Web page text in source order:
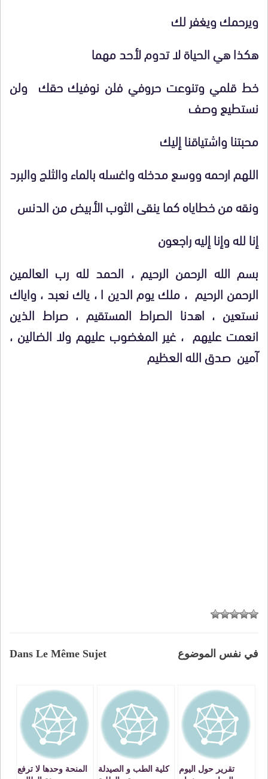
ويرحمك ويغفر لك
هكذا هي الحياة لا تدوم لأحد مهما
خط قلمي وتنوعت حروفي فلن نوفيك حقك ولن
نستطيع وصف
محبتنا واشتياقنا إليك
اللهم ارحمه ووسع مدخله واغسله بالماء والثلج والبرد
ونقه من خطاياه كما ينقى الثوب الأبيض من الدنس
إنا لله وإنا إليه راجعون
بسم الله الرحمن الرحيم ، الحمد لله رب العالمين
الرحمن الرحيم ، ملك يوم الدين ا ، ياك نعبد ، واياك
نستعين ، اهدنا الصراط المستقيم ، صراط الذين
انعمت عليهم ، غير المغضوب عليهم ولا الضالين ،
آمين صدق الله العظيم
Dans Le Même Sujet في نفس الموضوع
تقرير حول اليوم
كلية الطب و الصيدلة
المنحة وحدها لا ترفع